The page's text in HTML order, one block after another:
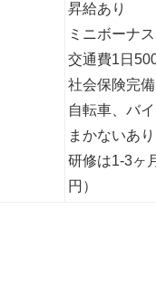
昇給あり
ミニボーナ
交通費1日
社会保険完
自転車、バ
まかないあり
研修は1-3ヶ
円）